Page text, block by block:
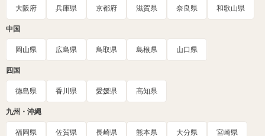
大阪府 兵庫県 京都府 滋賀県 奈良県 和歌山県
中国
岡山県 広島県 鳥取県 島根県 山口県
四国
徳島県 香川県 愛媛県 高知県
九州・沖縄
福岡県 佐賀県 長崎県 熊本県 大分県 宮崎県